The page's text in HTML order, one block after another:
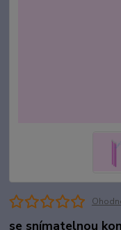
se snímatelnou